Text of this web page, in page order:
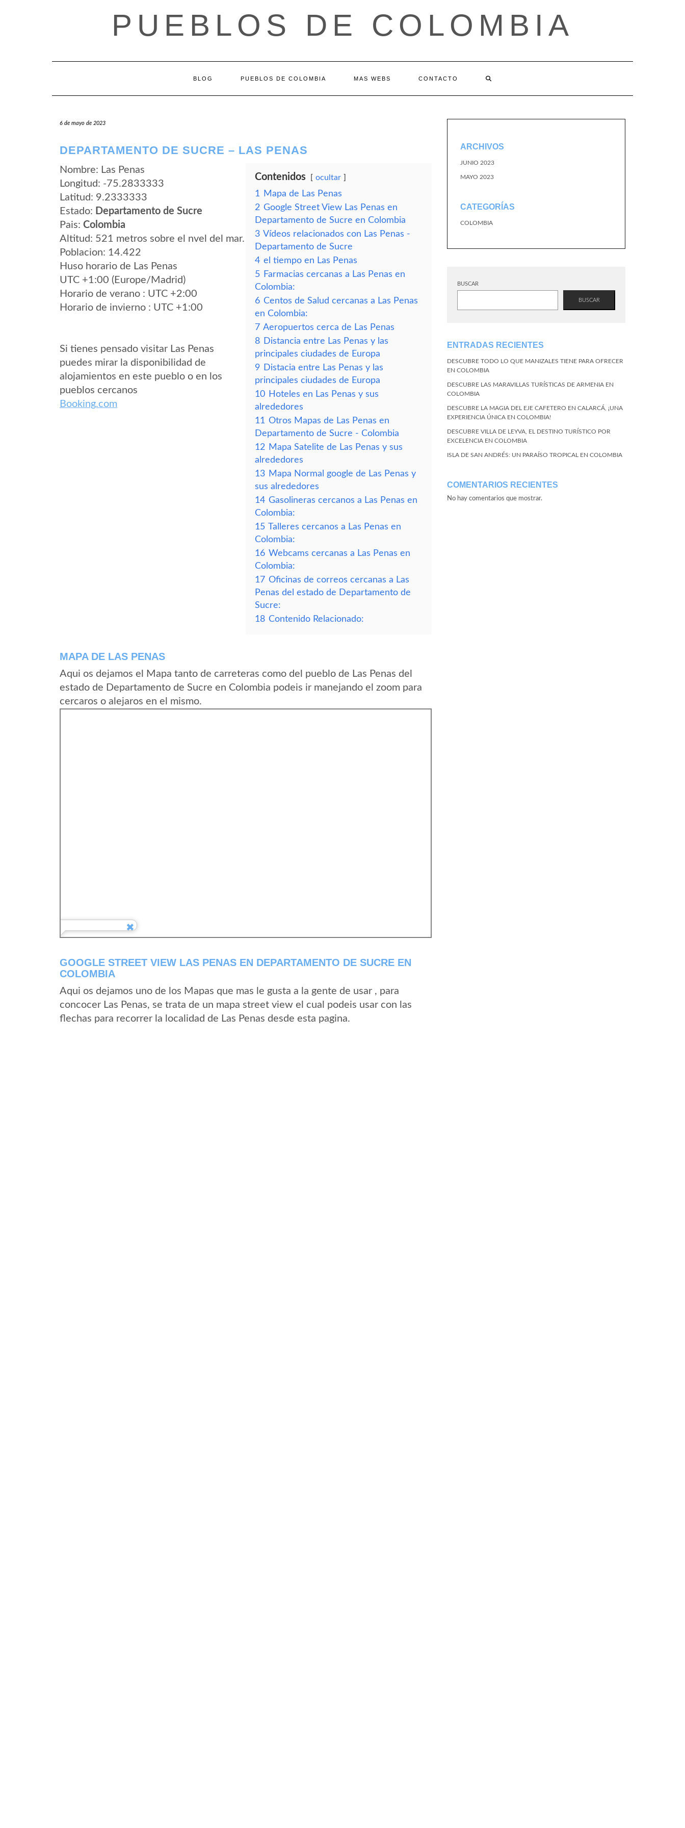
PUEBLOS DE COLOMBIA
BLOG PUEBLOS DE COLOMBIA MAS WEBS CONTACTO
6 de mayo de 2023
DEPARTAMENTO DE SUCRE – LAS PENAS
Nombre: Las Penas
Longitud: -75.2833333
Latitud: 9.2333333
Estado: Departamento de Sucre
Pais: Colombia
Altitud: 521 metros sobre el nvel del mar.
Poblacion: 14.422
Huso horario de Las Penas
UTC +1:00 (Europe/Madrid)
Horario de verano : UTC +2:00
Horario de invierno : UTC +1:00
Si tienes pensado visitar Las Penas
puedes mirar la disponibilidad de
alojamientos en este pueblo o en los
pueblos cercanos
Booking.com
Contenidos ocultar
1
Mapa de Las Penas
2 Google Street View Las Penas en
Departamento de Sucre en Colombia
3 Vídeos relacionados con Las Penas -
Departamento de Sucre
4 el tiempo en Las Penas
5 Farmacias cercanas a Las Penas en
Colombia:
6 Centos de Salud cercanas a Las Penas
en Colombia:
7 Aeropuertos cerca de Las Penas
8 Distancia entre Las Penas y las
principales ciudades de Europa
9 Distacia entre Las Penas y las
principales ciudades de Europa
10 Hoteles en Las Penas y sus
alrededores
11 Otros Mapas de Las Penas en
Departamento de Sucre - Colombia
12 Mapa Satelite de Las Penas y sus
alrededores
13 Mapa Normal google de Las Penas y
sus alrededores
14 Gasolineras cercanos a Las Penas en
Colombia:
15 Talleres cercanos a Las Penas en
Colombia:
16 Webcams cercanas a Las Penas en
Colombia:
17 Oficinas de correos cercanas a Las
Penas del estado de Departamento de
Sucre:
18 Contenido Relacionado:
MAPA DE LAS PENAS
Aqui os dejamos el Mapa tanto de carreteras como del pueblo de Las Penas del
estado de Departamento de Sucre en Colombia podeis ir manejando el zoom para
cercaros o alejaros en el mismo.
GOOGLE STREET VIEW LAS PENAS EN DEPARTAMENTO DE SUCRE EN
COLOMBIA
Aqui os dejamos uno de los Mapas que mas le gusta a la gente de usar , para
concocer Las Penas, se trata de un mapa street view el cual podeis usar con las
flechas para recorrer la localidad de Las Penas desde esta pagina.
ARCHIVOS
JUNIO 2023
MAYO 2023
CATEGORÍAS
COLOMBIA
BUSCAR
BUSCAR
ENTRADAS RECIENTES
DESCUBRE TODO LO QUE MANIZALES TIENE PARA OFRECER
EN COLOMBIA
DESCUBRE LAS MARAVILLAS TURÍSTICAS DE ARMENIA EN
COLOMBIA
DESCUBRE LA MAGIA DEL EJE CAFETERO EN CALARCÁ, ¡UNA
EXPERIENCIA ÚNICA EN COLOMBIA!
DESCUBRE VILLA DE LEYVA, EL DESTINO TURÍSTICO POR
EXCELENCIA EN COLOMBIA
ISLA DE SAN ANDRÉS: UN PARAÍSO TROPICAL EN COLOMBIA
COMENTARIOS RECIENTES
No hay comentarios que mostrar.